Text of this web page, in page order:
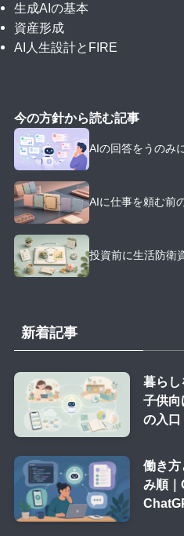
生成AIの基本
資産形成
AI人生設計とFIRE
今の方針から読む記事
AIの回答をうのみ
AIに仕事を頼む前
投資前に生活防衛
新着記事
暮らし
子供向
の入口
働き方
み順